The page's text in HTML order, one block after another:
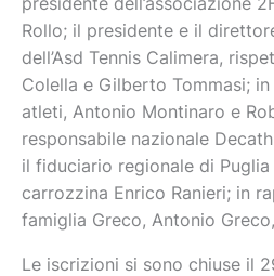
Rollo; il presidente e il
dell’Asd Tennis Calimera,
Colella e Gilberto Tommasi;
atleti, Antonio Montinaro e
responsabile nazionale
il fiduciario regionale di
carrozzina Enrico Ranieri; in
famiglia Greco, Antonio
Le iscrizioni si sono chiuse il